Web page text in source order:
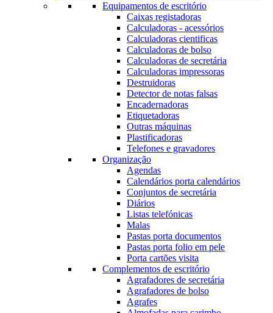
Equipamentos de escritório
Caixas registadoras
Calculadoras - acessórios
Calculadoras cientificas
Calculadoras de bolso
Calculadoras de secretária
Calculadoras impressoras
Destruidoras
Detector de notas falsas
Encadernadoras
Etiquetadoras
Outras máquinas
Plastificadoras
Telefones e gravadores
Organização
Agendas
Calendários porta calendários
Conjuntos de secretária
Diários
Listas telefónicas
Malas
Pastas porta documentos
Pastas porta folio em pele
Porta cartões visita
Complementos de escritório
Agrafadores de secretária
Agrafadores de bolso
Agrafes